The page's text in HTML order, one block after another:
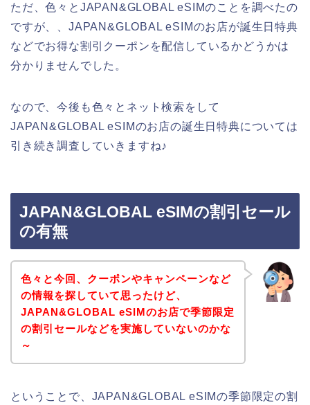
ただ、色々とJAPAN&GLOBAL eSIMのことを調べたの
ですが、、JAPAN&GLOBAL eSIMのお店が誕生日特典
などでお得な割引クーポンを配信しているかどうかは
分かりませんでした。
なので、今後も色々とネット検索をして
JAPAN&GLOBAL eSIMのお店の誕生日特典については
引き続き調査していきますね♪
JAPAN&GLOBAL eSIMの割引セール
の有無
色々と今回、クーポンやキャンペーンなど
の情報を探していて思ったけど、
JAPAN&GLOBAL eSIMのお店で季節限定
の割引セールなどを実施していないのかな
～
ということで、JAPAN&GLOBAL eSIMの季節限定の割